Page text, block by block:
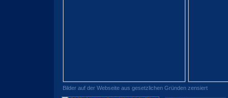
Bilder auf der Webseite aus gesetzlichen Gründen zensiert